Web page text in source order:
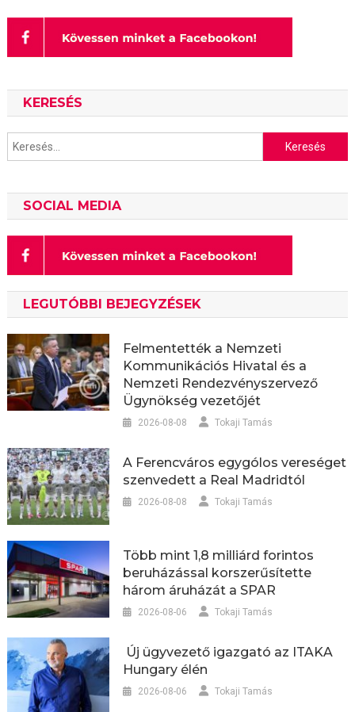
KERESÉS
Keresés:
SOCIAL MEDIA
LEGUTÓBBI BEJEGYZÉSEK
Felmentették a Nemzeti
Kommunikációs Hivatal és a
Nemzeti Rendezvényszervező
Ügynökség vezetőjét
2026-08-08 Tokaji Tamás
A Ferencváros egygólos vereséget
szenvedett a Real Madridtól
2026-08-08 Tokaji Tamás
Több mint 1,8 milliárd forintos
beruházással korszerűsítette
három áruházát a SPAR
2026-08-06 Tokaji Tamás
Új ügyvezető igazgató az ITAKA
Hungary élén
2026-08-06 Tokaji Tamás